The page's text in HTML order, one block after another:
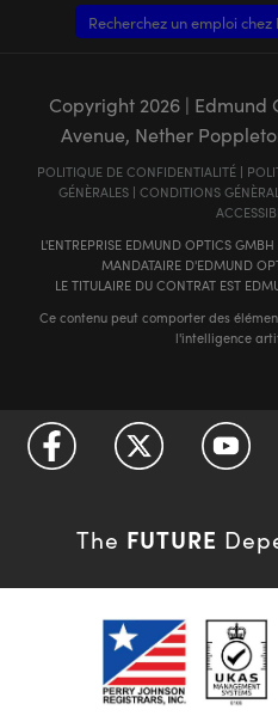
Recherchez un emploi
Copyright 2026| Edmund
Avenue, Nether
POLITIQUE DE CONFIDENTIALITÉ|
GÉNÈRALES| CONDITIONS
L'ENTREPRISE EDMUND OPTICS
MANDATAIRE D'EDMUND
LE TITULAIRE DU CONTRAT EST
Ce contenu peut comporter des
l'intelligence
The FUTURE